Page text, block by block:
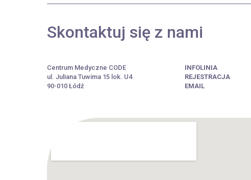
Skontaktuj się z nami
Centrum Medyczne CODE
ul. Juliana Tuwima 15 lok. U4
90-010 Łódź
INFOLINIA
REJESTRACJA
EMAIL